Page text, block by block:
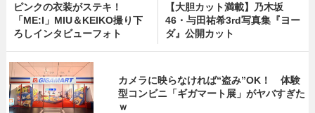
ピンクの衣装がステキ！
「ME:I」MIU＆KEIKO撮り下
ろしインタビューフォト
【大胆カット満載】乃木坂
46・与田祐希3rd写真集『ヨー
ダ』公開カット
カメラに映らなければ“盗み”OK！ 体験
型コンビニ「ギガマート展」がヤバすぎた
ｗ